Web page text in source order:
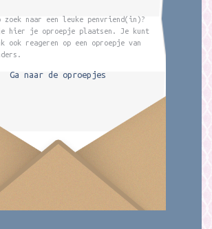
zoek naar een leuke penvriend(in)?
hier je oproepje plaatsen. Je kunt
ook reageren op een oproepje van
Ga naar de oproepjes